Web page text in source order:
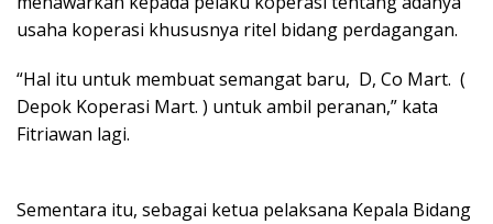
usaha koperasi khususnya ritel bidang perdagangan.
“Hal itu untuk membuat semangat baru, D, Co Mart. (
Depok Koperasi Mart. ) untuk ambil peranan,” kata
Fitriawan lagi.
Sementara itu, sebagai ketua pelaksana Kepala Bidang